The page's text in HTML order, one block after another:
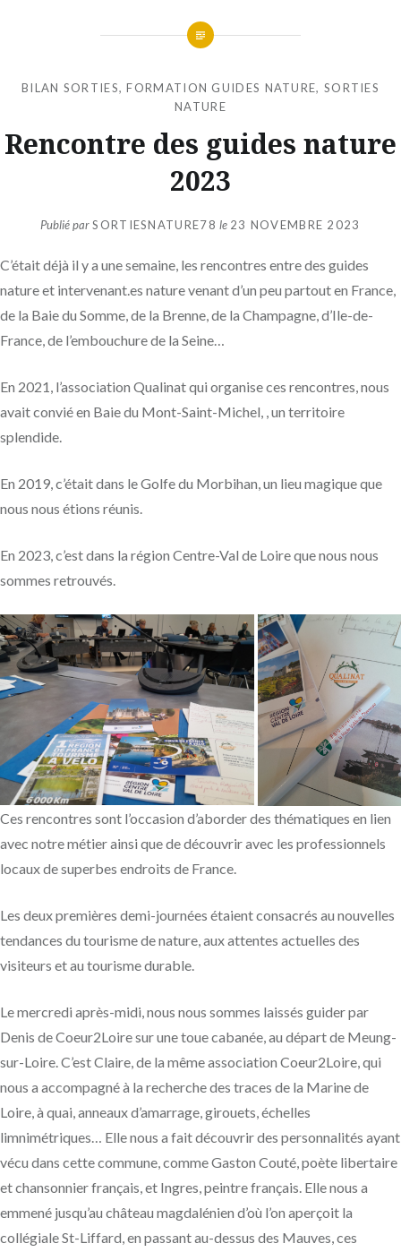
BILAN SORTIES,FORMATION GUIDES NATURE, SORTIES
NATURE
Rencontre des guides nature
2023
Publié parSORTIESNATURE78 le 23 NOVEMBRE 2023
C’était déjà il y a une semaine, les rencontres entre des guides
nature et intervenant.es nature venant d’un peu partout en France,
de la Baie du Somme, de la Brenne, de la Champagne, d’Ile-de-
France, de l’embouchure de la Seine…
En 2021, l’association Qualinatqui organise ces rencontres, nous
avait conviéen Baie du Mont-Saint-Michel, , un territoire
splendide.
En 2019, c’était dans le Golfe du Morbihan, un lieu magique que
nous nous étions réunis.
En 2023, c’est dans la région Centre-Val de Loire que nous nous
sommes retrouvés.
Ces rencontres sont l’occasion d’aborder des thématiques en lien
avec notre métier ainsi que de découvrir avec les professionnels
locaux de superbes endroits de France.
Les deux premières demi-journées étaient consacrés au nouvelles
tendances du tourisme de nature, aux attentes actuelles des
visiteurs et au tourisme durable.
Le mercredi après-midi, nous nous sommes laissés guider par
Denis deCoeur2Loiresur une toue cabanée, au départ de Meung-
sur-Loire. C’est Claire, de la même association Coeur2Loire , qui
nous a accompagné à la recherche des traces de la Marine de
Loire, à quai, anneaux d’amarrage, girouets, échelles
limnimétriques… Elle nous a fait découvrir des personnalités ayant
vécu dans cette commune, comme Gaston Couté, poète libertaire
et chansonnier français, et Ingres, peintre français. Elle nous a
emmené jusqu’au château magdalénien d’où l’on aperçoit la
collégiale St-Liffard, en passant au-dessus des Mauves, ces